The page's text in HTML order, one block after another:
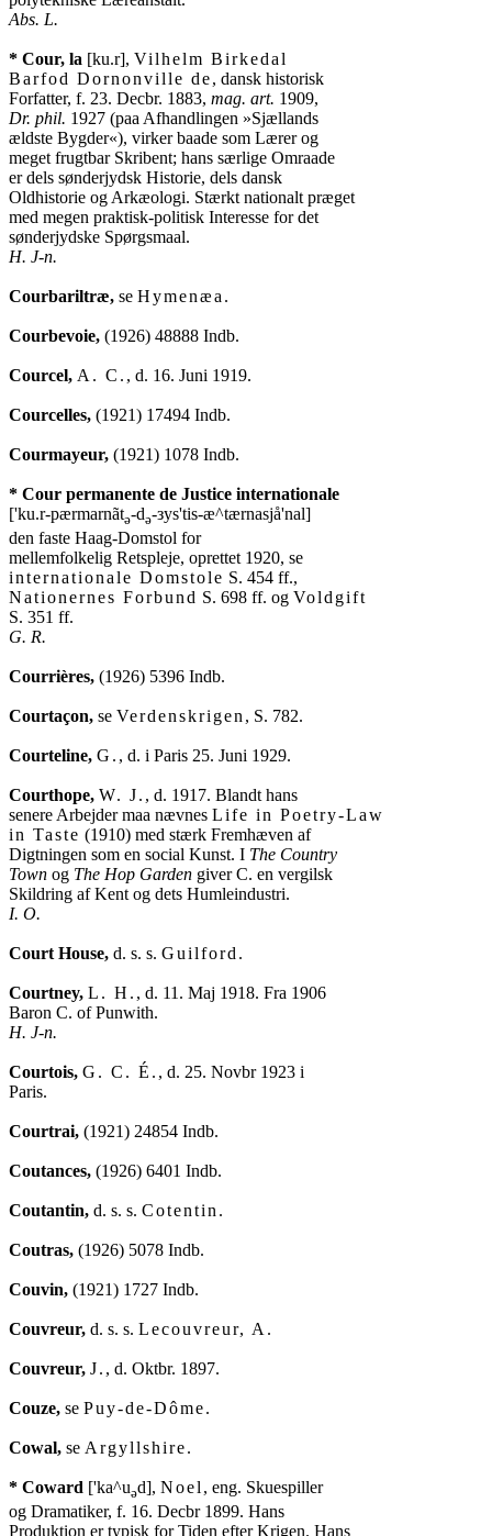
Abs. L.
* Cour, la [ku.r], Vilhelm Birkedal
Barfod Dornonville de, dansk historisk
Forfatter, f. 23. Decbr. 1883, mag. art.
Dr. phil. 1927 (paa Afhandlingen »Sjællands
ældste Bygder«), virker baade som Lærer og
meget frugtbar Skribent; hans særlige Omraade
er dels sønderjydsk Historie, dels dansk
Oldhistorie og Arkæologi. Stærkt nationalt præget
med megen praktisk-politisk Interesse for det
H. J-n.
Courbariltræ, se Hymenæa .
Courbevoie, (1926) 48888 Indb.
Courcel, A. C. , d. 16. Juni 1919.
Courcelles, (1921) 17494 Indb.
Courmayeur, (1921) 1078 Indb.
* Cour permanente de Justice internationale
['ku.r-pærmarnãtə-də-зys'tis-æ^tærnasjå'nal]
den faste Haag-Domstol for
internationale Domstole
Nationernes Forbund S. 698 ff. og Voldgift
G. R.
Courrières, (1926) 5396 Indb.
Courtaçon, se Verdenskrigen , S. 782.
Courteline, G. , d. i Paris 25. Juni 1929.
Courthope, W. J. , d. 1917. Blandt hans
senere Arbejder maa nævnes Life in Poetry-Law
in Taste (1910) med stærk Fremhæven af
Digtningen som en social Kunst. I The Country
Town og The Hop Garden giver C. en vergilsk
I. O.
Court House, d. s. s. Guilford .
Courtney, L. H. , d. 11. Maj 1918. Fra 1906
H. J-n.
Courtois, G. C. É. , d. 25. Novbr 1923 i
Paris.
Courtrai, (1921) 24854 Indb.
Coutances, (1926) 6401 Indb.
Coutantin, d. s. s. Cotentin .
Coutras, (1926) 5078 Indb.
Couvin, (1921) 1727 Indb.
Couvreur, d. s. s. Lecouvreur, A .
Couvreur, J. , d. Oktbr. 1897.
Couze, se Puy-de-Dôme.
Cowal, se Argyllshire.
* Coward ['ka^uəd], Noel , eng. Skuespiller
og Dramatiker, f. 16. Decbr 1899. Hans
Produktion er typisk for Tiden efter Krigen. Hans